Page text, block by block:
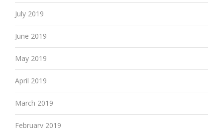
July 2019
June 2019
May 2019
April 2019
March 2019
February 2019